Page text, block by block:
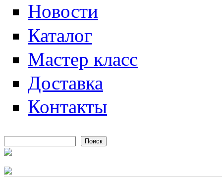
Новости
Каталог
Мастер класс
Доставка
Контакты
Форма поиска